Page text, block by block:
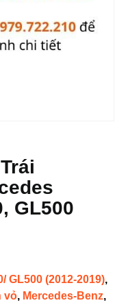
GL500
GL500 (2012-2019),
vỏ, Mercedes-Benz,